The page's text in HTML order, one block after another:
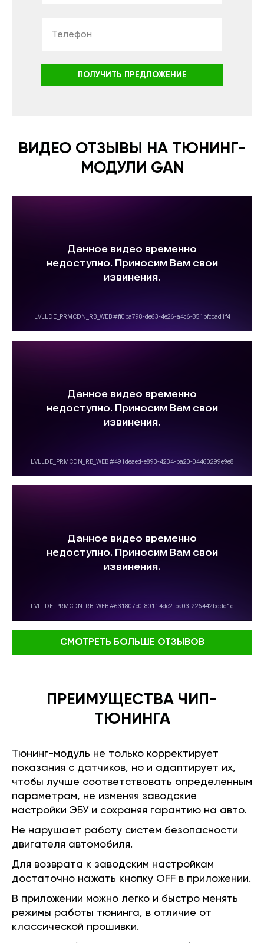
ПОЛУЧИТЬ ПРЕДЛОЖЕНИЕ
ВИДЕО ОТЗЫВЫ НА ТЮНИНГ-
МОДУЛИ GAN
СМОТРЕТЬ БОЛЬШЕ ОТЗЫВОВ
ПРЕИМУЩЕСТВА ЧИП-
ТЮНИНГА
Тюнинг-модуль не только корректирует
показания с датчиков, но и адаптирует их,
чтобы лучше соответствовать определенным
параметрам, не изменяя заводские
настройки ЭБУ и сохраняя гарантию на авто.
Не нарушает работу систем безопасности
двигателя автомобиля.
Для возврата к заводским настройкам
достаточно нажать кнопку OFF в приложении.
В приложении можно легко и быстро менять
режимы работы тюнинга, в отличие от
классической прошивки.